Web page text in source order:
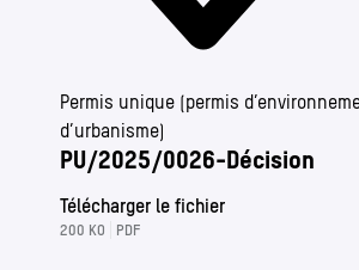
PU/2025/0026-Décision
Permis unique (permis
d’urbanisme)
Télécharger le fichier
200 KO PDF